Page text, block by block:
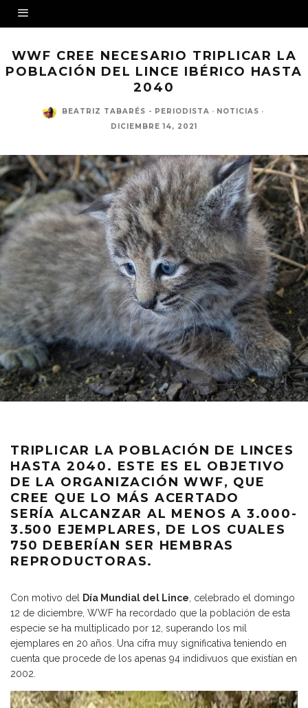
WWF CREE NECESARIO TRIPLICAR LA
POBLACIÓN DEL LINCE IBÉRICO HASTA
2040
BEATRIZ TABARÉS - PERIODISTA · NOTICIAS ·
DICIEMBRE 14, 2021
TRIPLICAR LA POBLACIÓN DE LINCES
HASTA 2040. ESTE ES EL OBJETIVO
DE LA ORGANIZACIÓN WWF, QUE
CREE QUE LO MÁS ACERTADO
SERÍA ALCANZAR AL MENOS A 3.000-
3.500 EJEMPLARES, DE LOS CUALES
750 DEBERÍAN SER HEMBRAS
REPRODUCTORAS.
Con motivo del Día Mundial del Lince, celebrado el domingo
12 de diciembre, WWF ha recordado que la población de esta
especie se ha multiplicado por 12, superando los mil
ejemplares en 20 años. Una cifra muy significativa teniendo en
cuenta que procede de los apenas 94 indidivuos que existían en
2002.